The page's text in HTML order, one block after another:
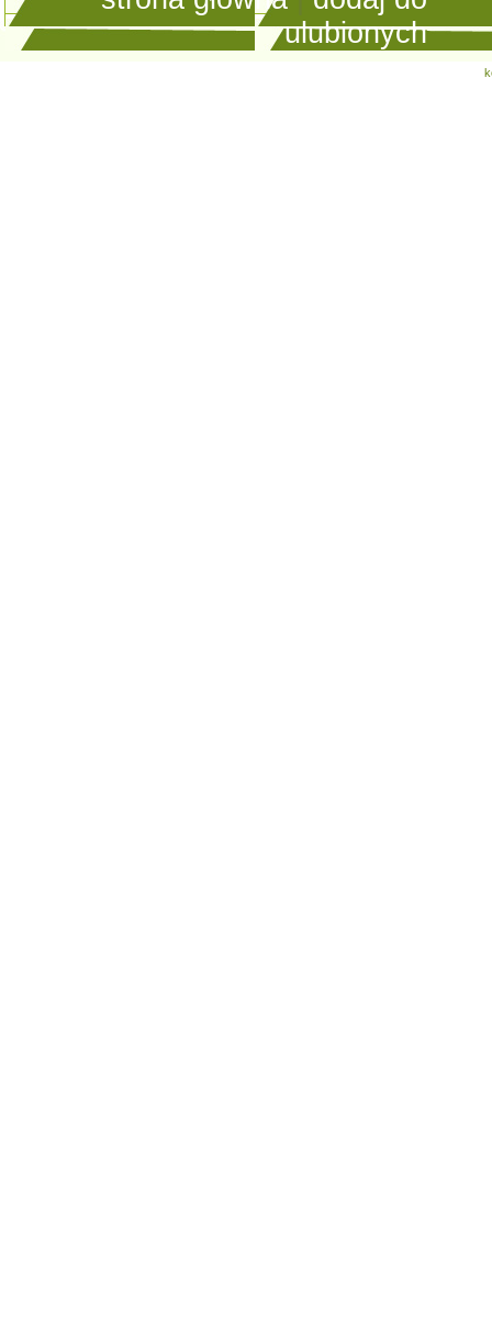
ulubionych